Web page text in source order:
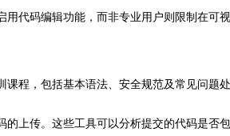
代码编辑功能，而非专业用户则限制在
程，包括基本语法、安全规范及常见问题
上传。这些工具可以分析提交的代码是否